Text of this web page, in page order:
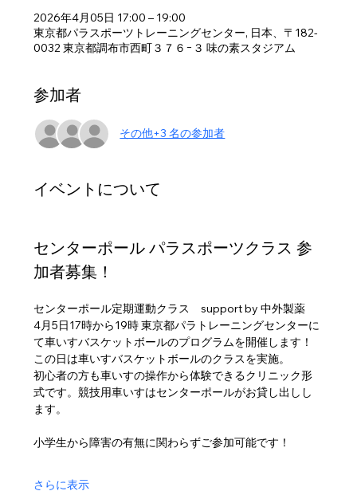
2026年4月05日 17:00 – 19:00
東京都パラスポーツトレーニングセンター, 日本、〒182-
0032 東京都調布市西町３７６−３ 味の素スタジアム
参加者
その他+3 名の参加者
イベントについて
センターポール パラスポーツクラス 参
加者募集！
センターポール定期運動クラス　support by 中外製薬
4月5日17時から19時 東京都パラトレーニングセンターに
て車いすバスケットボールのプログラムを開催します！
この日は車いすバスケットボールのクラスを実施。
初心者の方も車いすの操作から体験できるクリニック形
式です。競技用車いすはセンターポールがお貸し出しし
ます。
小学生から障害の有無に関わらずご参加可能です！
さらに表示